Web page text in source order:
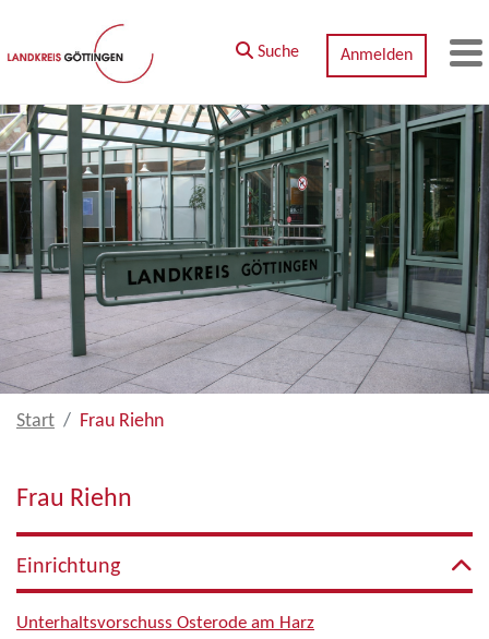
Zum Hauptinhalt springen
Suche Anmelden
Start Frau Riehn
Frau Riehn
Einrichtung
Unterhaltsvorschuss Osterode am Harz